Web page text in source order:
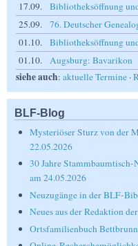
17.09.
Bibliotheksöffnung
25.09.
76. Deutscher
01.10.
Bibliotheksöffnung
01.10.
Augsburg: Bavarikon
siehe auch: aktuelle Termine ·
BLF-Blog
Mysteriöser Sturz von der
22.05.2026
30 Jahre
am 24.05.2026
Neuzugänge in der BLF-
Neues aus der Redaktion
Ortsfamilienbuch Bettbrunn